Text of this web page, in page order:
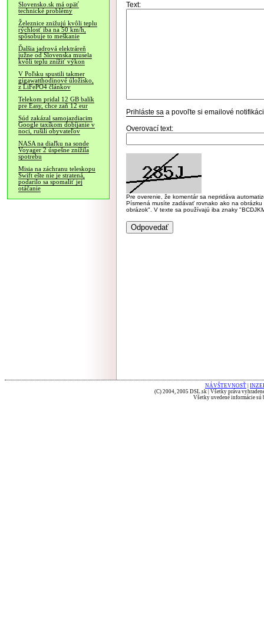
Slovensko.sk má opäť
technické problémy
Železnice znižujú kvôli teplu
rýchlosť iba na 50 km/h,
spôsobuje to meškanie
Ďalšia jadrová elektráreň
južne od Slovenska musela
kvôli teplu znížiť výkon
V Poľsku spustili takmer
gigawatthodinové úložisko,
z LiFePO4 článkov
Telekom pridal 12 GB balík
pre Easy, chce zaň 12 eur
Súd zakázal samojazdiacim
Google taxíkom dobíjanie v
noci, rušili obyvateľov
NASA na diaľku na sonde
Voyager 2 úspešne znížila
spotrebu
Misia na záchranu teleskopu
Swift ešte nie je stratená,
podarilo sa spomaliť jej
otáčanie
Text:
Prihláste sa a povoľte si emailové
Overovací text:
Pre overenie, že komentár sa nepridáva
Písmená musíte zadávať rovnako ako na
obrázok". V texte sa používajú iba znaky
NÁVŠTEVNOSŤ
(C) 2004, 2005 DSL.sk | Všetky práva
Všetky uvedené informácie sú